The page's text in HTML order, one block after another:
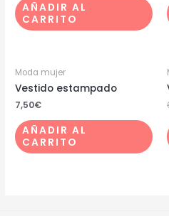
AÑADIR AL
CARRITO
Moda mujer
Vestido estampado
7,50€
AÑADIR AL
CARRITO